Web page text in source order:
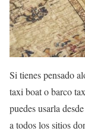
Si tienes pensado
taxi boat o barco
puedes usarla
a todos los sitios